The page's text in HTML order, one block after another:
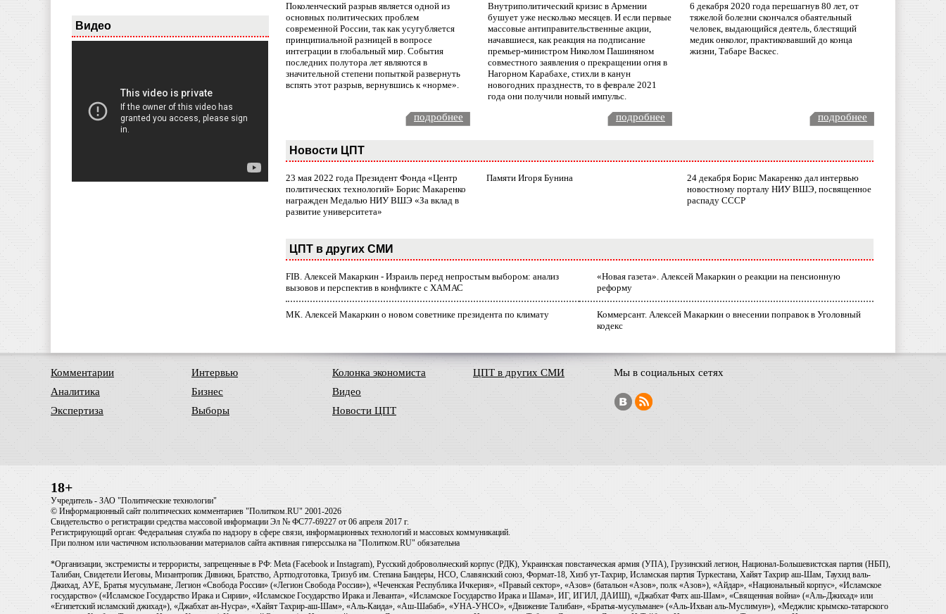
Видео
Поколенческий разрыв является одной из
основных политических проблем
современной России, так как усугубляется
принципиальной разницей в вопросе
интеграции в глобальный мир. События
последних полутора лет являются в
значительной степени попыткой развернуть
вспять этот разрыв, вернувшись к «норме».
Внутриполитический кризис в Армении
бушует уже несколько месяцев. И если первые
массовые антиправительственные акции,
начавшиеся, как реакция на подписание
премьер-министром Николом Пашиняном
совместного заявления о прекращении огня в
Нагорном Карабахе, стихли в канун
новогодних празднеств, то в феврале 2021
года они получили новый импульс.
6 декабря 2020 года перешагнув 80 лет, от
тяжелой болезни скончался обаятельный
человек, выдающийся деятель, блестящий
медик онколог, практиковавший до конца
жизни, Табаре Васкес.
подробнее подробнее подробнее
Новости ЦПТ
23 мая 2022 года Президент Фонда «Центр
политических технологий» Борис Макаренко
награжден Медалью НИУ ВШЭ «За вклад в
развитие университета»
Памяти Игоря Бунина
24 декабря Борис Макаренко дал интервью
новостному порталу НИУ ВШЭ, посвященное
распаду СССР
ЦПТ в других СМИ
FIB. Алексей Макаркин - Израиль перед непростым выбором: анализ
вызовов и перспектив в конфликте с ХАМАС
«Новая газета». Алексей Макаркин о реакции на пенсионную
реформу
МК. Алексей Макаркин о новом советнике президента по климату
Коммерсант. Алексей Макаркин о внесении поправок в Уголовный
кодекс
Комментарии
Аналитика
Экспертиза
Интервью
Бизнес
Выборы
Колонка экономиста
Видео
Новости ЦПТ
ЦПТ в других СМИ Мы в социальных сетях
18+
Учредитель - ЗАО "Политические технологии"
© Информационный сайт политических комментариев "Политком.RU" 2001-2026
Свидетельство о регистрации средства массовой информации Эл № ФС77-69227 от 06 апреля 2017 г.
Регистрирующий орган: Федеральная служба по надзору в сфере связи, информационных технологий и массовых коммуникаций.
При полном или частичном использовании материалов сайта активная гиперссылка на "Политком.RU" обязательна
*Организации, экстремисты и террористы, запрещенные в РФ: Meta (Facebook и Instagram), Русский добровольческий корпус (РДК), Украинская повстанческая армия (УПА), Грузинский легион, Национал-Большевистская партия (НБП),
Талибан, Свидетели Иеговы, Мизантропик Дивижн, Братство, Артподготовка, Тризуб им. Степана Бандеры, НСО, Славянский союз, Формат-18, Хизб ут-Тахрир, Исламская партия Туркестана, Хайят Тахрир аш-Шам, Таухид валь-
Джихад, АУЕ, Братья мусульмане, Легион «Свобода России» («Легион Свобода России»), «Чеченская Республика Ичкерия», «Правый сектор», «Азов» (батальон «Азов», полк «Азов»), «Айдар», «Национальный корпус», «Исламское
государство» («Исламское Государство Ирака и Сирии», «Исламское Государство Ирака и Леванта», «Исламское Государство Ирака и Шама», ИГ, ИГИЛ, ДАИШ), «Джабхат Фатх аш-Шам», «Священная война» («Аль-Джихад» или
«Египетский исламский джихад»), «Джабхат ан-Нусра», «Хайят Тахрир-аш-Шам», «Аль-Каида», «Аш-Шабаб», «УНА-УНСО», «Движение Талибан», «Братья-мусульмане» («Аль-Ихван аль-Муслимун»), «Меджлис крымско-татарского